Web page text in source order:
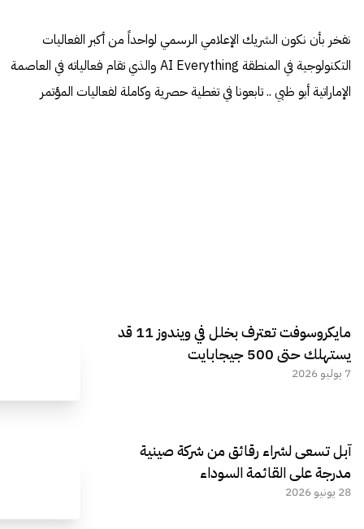
نفخر بأن نكون الشريك الإعلامي الرسمي لواحداً من أكبر الفعاليات
التكنولوجية في المنطقة AI Everything والذي تقام فعالياته في العاصمة
الإماراتية أبو ظبي .. تابعونا في تغطية حصرية وكاملة لفعاليات المؤتمر
مايكروسوفت تعترف بخلل في ويندوز 11 قد
يستهلك حتى 500 جيجابايت
7 يوليو 2026
آبل تسعى لشراء رقائق من شركة صينية
مدرجة على القائمة السوداء
28 يونيو 2026